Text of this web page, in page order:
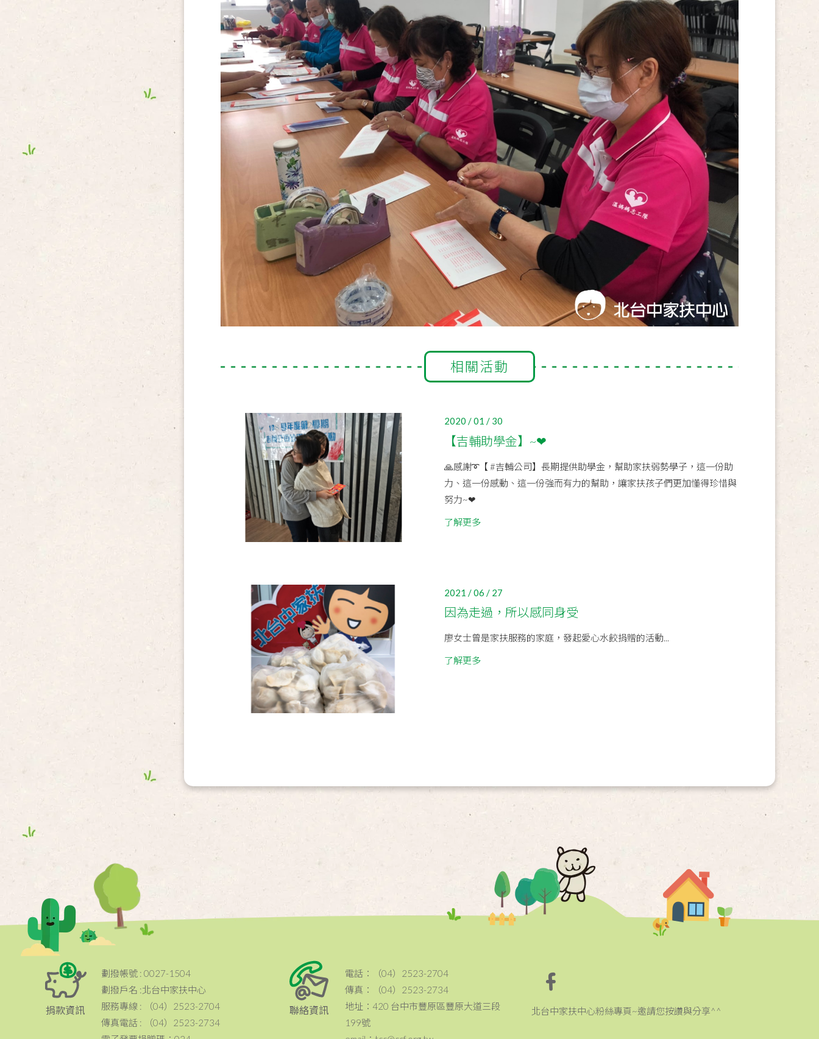
相關活動
2020 / 01 / 30
【吉輔助學金】~❤
🙏感謝➰【 #吉輔公司】長期提供助學金，幫助家扶弱勢學子，這一份助
力、這一份感動、這一份強而有力的幫助，讓家扶孩子們更加懂得珍惜與
努力~❤
了解更多
2021 / 06 / 27
因為走過，所以感同身受
廖女士曾是家扶服務的家庭，發起愛心水餃捐贈的活動...
了解更多
捐款資訊
劃撥帳號 : 0027-1504
劃撥戶名 :北台中家扶中心
服務專線 : （04）2523-2704
傳真電話 : （04）2523-2734
聯絡資訊
電話：（04）2523-2704
傳真：（04）2523-2734
地址：420 台中市豐原區豐原大道三段
199號
北台中家扶中心粉絲專頁~邀請您按讚與分享^^